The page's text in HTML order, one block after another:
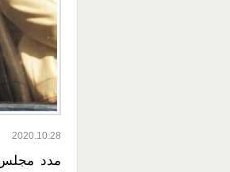
2020.10.28
مدد مجلس